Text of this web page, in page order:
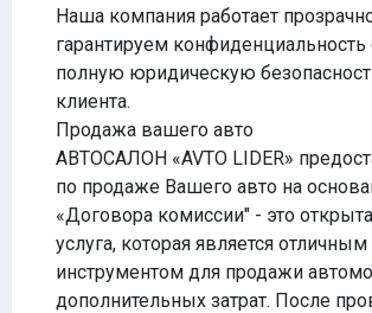
Наша компания работает
гарантируем конфиденциальность
полную юридическую
клиента.
Продажа вашего авто
АВТОСАЛОН «AVTO LIDER»
по продаже Вашего авто на
«Договора комиссии" - это
услуга, которая является отличным
инструментом для продажи
дополнительных затрат. После